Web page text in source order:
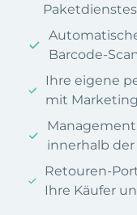
Barcode-
Ihre eigene
mit
innerhalb der
Retouren-
Ihre Käufer